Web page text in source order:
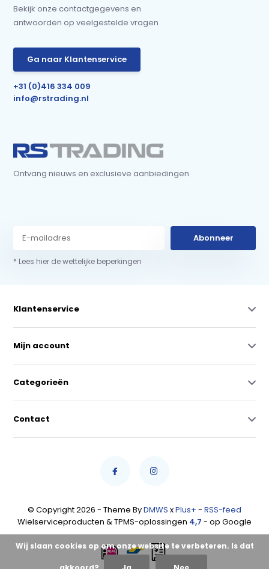
Bekijk onze contactgegevens en
antwoorden op veelgestelde vragen
Ga naar Klantenservice
+31 (0)416 334 009
info@rstrading.nl
Ontvang nieuws en exclusieve aanbiedingen
Abonneer
* Lees hier de wettelijke beperkingen
Klantenservice
Mijn account
Categorieën
Contact
© Copyright 2026 - Theme ByDMWS xPlus+ - RSS-feed
Wielserviceproducten & TPMS-oplossingen 4,7 - op Google
Wij slaan cookies op om onze website te verbeteren. Is dat